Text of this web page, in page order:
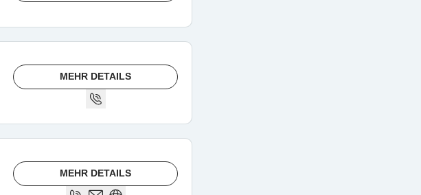
MEHR DETAILS
MEHR DETAILS